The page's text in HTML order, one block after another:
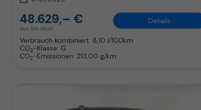
48.629,– €
incl. 19% MwSt.
Details
Verbrauch kombiniert: 8,10 l/100km
CO2-Klasse: G
CO2-Emissionen: 213,00 g/km